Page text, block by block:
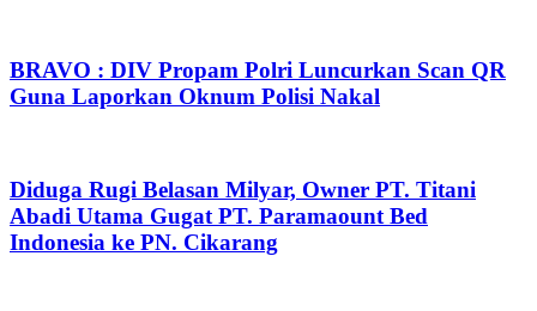
BRAVO : DIV Propam Polri Luncurkan Scan QR
Guna Laporkan Oknum Polisi Nakal
Diduga Rugi Belasan Milyar, Owner PT. Titani
Abadi Utama Gugat PT. Paramaount Bed
Indonesia ke PN. Cikarang